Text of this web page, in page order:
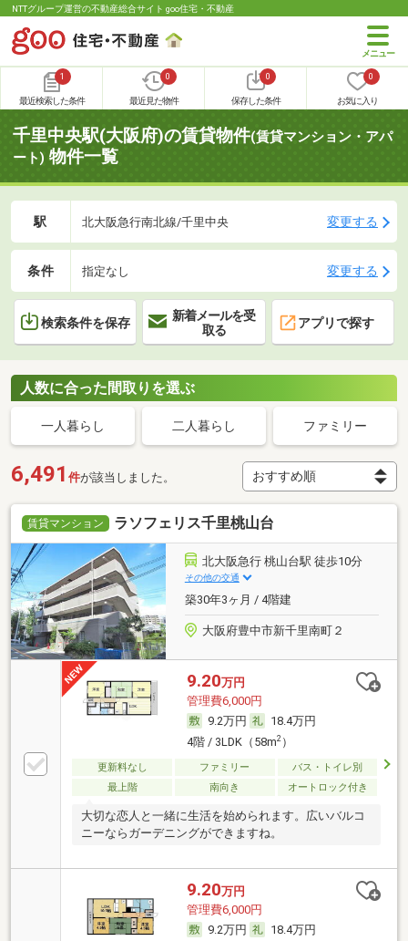
NTTグループ運営の不動産総合サイト goo住宅・不動産
1
最近検索した条件
0
最近見た物件
0
保存した条件
0
お気に入り
千里中央駅(大阪府)の賃貸物件(賃貸マンション・アパ
ート) 物件一覧
駅 北大阪急行南北線/千里中央 変更する
条件 指定なし 変更する
検索条件を保存
新着メールを受
取る
アプリで探す
人数に合った間取りを選ぶ
一人暮らし 二人暮らし ファミリー
6,491 件が該当しました。
賃貸マンション ラソフェリス千里桃山台
北大阪急行 桃山台駅 徒歩10分
その他の交通
築30年3ヶ月 / 4階建
大阪府豊中市新千里南町２
9.20万円
管理費6,000円
9.2万円
18.4万円
4階 / 3LDK（58m2）
更新料なし ファミリー
バス・トイレ別
最上階
南向き オートロック付き
大切な恋人と一緒に生活を始められます。広いバルコ
ニーならガーデニングができますね。
9.20万円
管理費6,000円
9.2万円
18.4万円